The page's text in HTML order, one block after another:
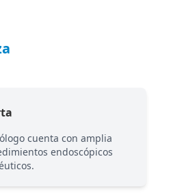
cuenta con amplia
endoscópicos